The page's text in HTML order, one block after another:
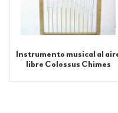
Instrumento musical al
libre Colossus Chimes